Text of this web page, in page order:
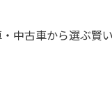
中古車から選ぶ賢